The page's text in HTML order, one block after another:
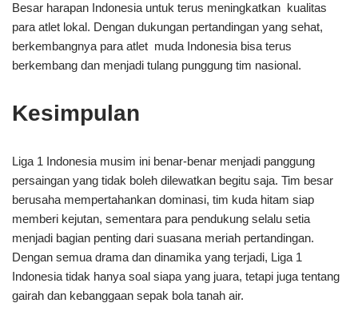
Besar harapan Indonesia untuk terus meningkatkan kualitas
para atlet lokal. Dengan dukungan pertandingan yang sehat,
berkembangnya para atlet muda Indonesia bisa terus
berkembang dan menjadi tulang punggung tim nasional.
Kesimpulan
Liga 1 Indonesia musim ini benar-benar menjadi panggung
persaingan yang tidak boleh dilewatkan begitu saja. Tim besar
berusaha mempertahankan dominasi, tim kuda hitam siap
memberi kejutan, sementara para pendukung selalu setia
menjadi bagian penting dari suasana meriah pertandingan.
Dengan semua drama dan dinamika yang terjadi, Liga 1
Indonesia tidak hanya soal siapa yang juara, tetapi juga tentang
gairah dan kebanggaan sepak bola tanah air.